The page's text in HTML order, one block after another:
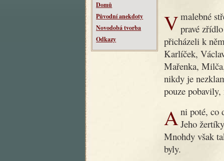
Domů
Původní anekdoty
Novodobá tvorba
Odkazy
V malebné středočeské vesnici Makotřasy žil kdysi dědeček, pravé
přicházeli k
Karlíček,
Mařenka,
nikdy je
pouze
Ani poté, co dobrý dědoušek zemřel, nezapomnělo se na něj.Jeho
Mnohdy však
byly.